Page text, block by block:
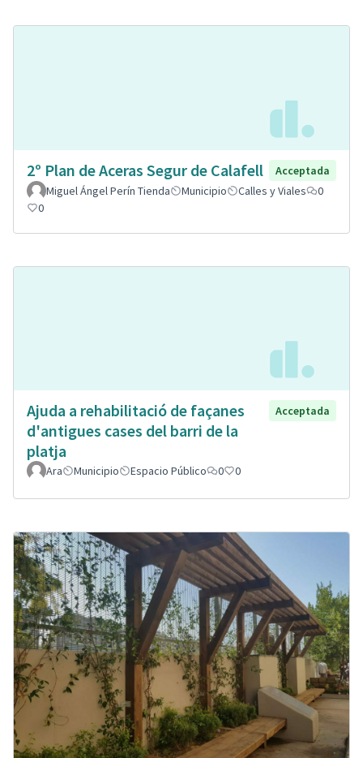
2º Plan de Aceras Segur de Calafell
Acceptada
Miguel Ángel Perín Tienda
Municipio Calles y Viales
0
0
Ajuda a rehabilitació de façanes
d'antigues cases del barri de la
platja
Acceptada
Ara Municipio Espacio Público 0 0